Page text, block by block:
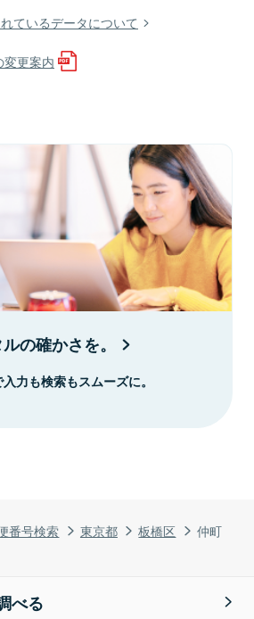
番号検索 東京都 板橋区 仲町
ているデータについて
更案内
の確かさを。
力も検索もスムーズに。
べる